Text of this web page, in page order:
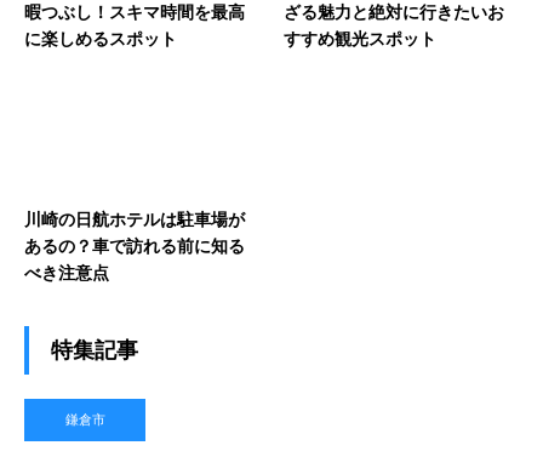
暇つぶし！スキマ時間を最高
に楽しめるスポット
ざる魅力と絶対に行きたいお
すすめ観光スポット
川崎の日航ホテルは駐車場が
あるの？車で訪れる前に知る
べき注意点
特集記事
鎌倉市